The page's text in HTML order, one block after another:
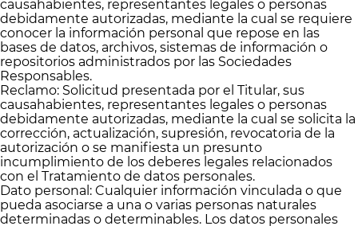
causahabientes, representantes legales o personas
debidamente autorizadas, mediante la cual se requiere
conocer la información personal que repose en las
bases de datos, archivos, sistemas de información o
repositorios administrados por las Sociedades
Responsables.
Reclamo: Solicitud presentada por el Titular, sus
causahabientes, representantes legales o personas
debidamente autorizadas, mediante la cual se solicita la
corrección, actualización, supresión, revocatoria de la
autorización o se manifiesta un presunto
incumplimiento de los deberes legales relacionados
con el Tratamiento de datos personales.
Dato personal: Cualquier información vinculada o que
pueda asociarse a una o varias personas naturales
determinadas o determinables. Los datos personales